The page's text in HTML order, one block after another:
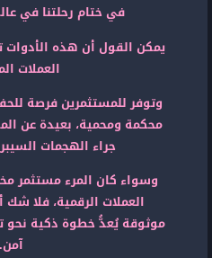
في ختام رحلتنا في
يمكن القول أن هذه
العملات
وتوفر للمستثمرين فرصة
محكمة ومحمية، بعيدة عن
جراء الهجمات
وسواء كان المرء
العملات الرقمية، فلا
موثوقة يُعدُّ خطوة ذكية نحو
آمن.